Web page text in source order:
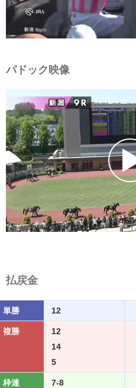
パドック映像
払戻金
単勝 12
複勝 12
14
5
枠連 7-8